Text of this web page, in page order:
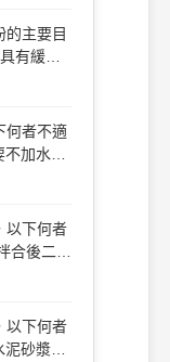
水養護
材以供
主要目
有緩凝
(D)增
何者不適
加水，
置放會
可將其打
灰石及
以下何者
合後二小
砂漿所
漿於溫度
以下何者
砂漿配